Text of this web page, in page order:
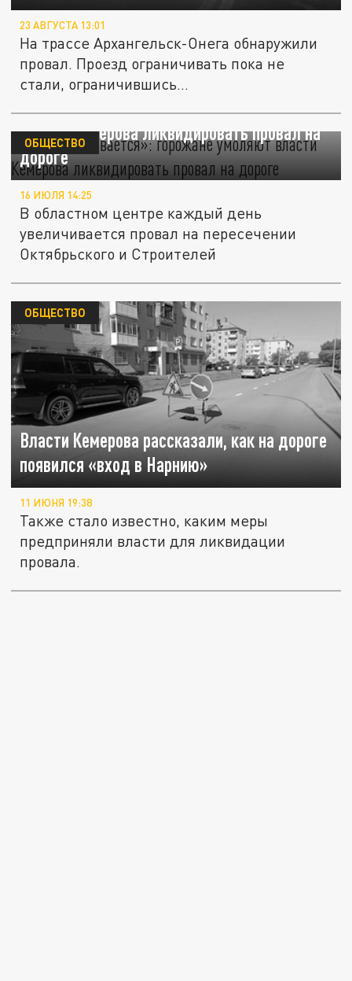
23 АВГУСТА 13:01
На трассе Архангельск-Онега обнаружили
провал. Проезд ограничивать пока не
стали, ограничившись...
«Он увеличивается»: горожане умоляют
власти Кемерова ликвидировать провал на
дороге
ОБЩЕСТВО
16 ИЮЛЯ 14:25
В областном центре каждый день
увеличивается провал на пересечении
Октябрьского и Строителей
Власти Кемерова рассказали, как на дороге
появился «вход в Нарнию»
ОБЩЕСТВО
11 ИЮНЯ 19:38
Также стало известно, каким меры
предприняли власти для ликвидации
провала.